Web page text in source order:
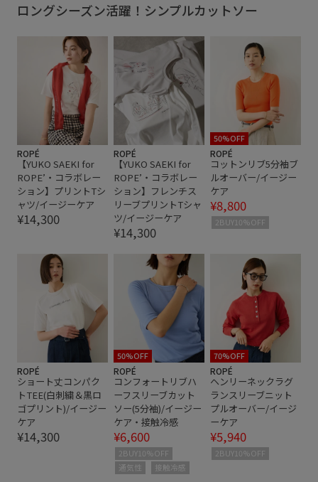
ロングシーズン活躍！シンプルカットソー
ROPÉ
【YUKO SAEKI for
ROPE’・コラボレー
ション】プリントTシ
ャツ/イージーケア
¥14,300
ROPÉ
【YUKO SAEKI for
ROPE’・コラボレー
ション】フレンチス
リーブプリントTシャ
ツ/イージーケア
¥14,300
50%OFF
ROPÉ
コットンリブ5分袖ブ
ルオーバー/イージー
ケア
¥8,800
2BUY10%OFF
ROPÉ
ショート丈コンパク
トTEE(白刺繍＆黒ロ
ゴプリント)/イージー
ケア
¥14,300
50%OFF
ROPÉ
コンフォートリブハ
ーフスリーブカット
ソー(5分袖)/イージー
ケア・接触冷感
¥6,600
2BUY10%OFF
通気性
接触冷感
70%OFF
ROPÉ
ヘンリーネックラグ
ランスリーブニット
プルオーバー/イージ
ーケア
¥5,940
2BUY10%OFF